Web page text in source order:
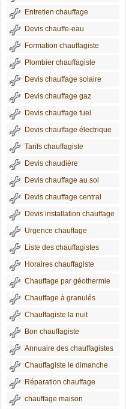
Entretien chauffage
Devis chauffe-eau
Formation chauffagiste
Plombier chauffagiste
Devis chauffage solaire
Devis chauffage gaz
Devis chauffage fuel
Devis chauffage électrique
Tarifs chauffagiste
Devis chaudière
Devis chauffage au sol
Devis chauffage central
Devis installation chauffage
Urgence chauffage
Liste des chauffagistes
Horaires chauffagiste
Chauffage par géothermie
Chauffage à granulés
Chauffagiste la nuit
Bon chauffagiste
Annuaire des chauffagistes
Chauffagiste le dimanche
Réparation chauffage
chauffage maison